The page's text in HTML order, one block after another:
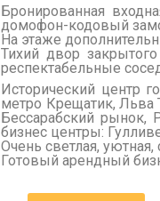
Бронированная
домофон-кодовый
На этаже
Тихий двор
респектабельные
Исторический центр
метро Крещатик, Льва
Бессарабский рынок,
бизнес центры:
Очень светлая, уютная,
Готовый арендный